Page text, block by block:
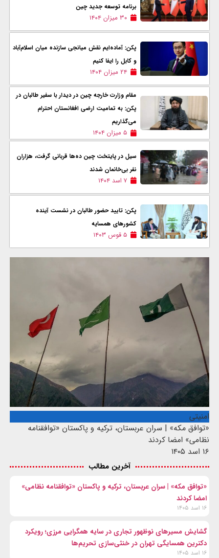
برنامه توسعه جدید چین
۳۰ میزان ۱۴۰۴
پکن: آماده‌ایم نقش میانجی سازنده میان اسلام‌آباد
و کابل را ایفا کنیم
۲۴ میزان ۱۴۰۴
مقام وزارت خارجه چین در دیدار با سفیر طالبان در
پکن: به تمامیت ارضی افغانستان احترام
می‌گذاریم
۵ میزان ۱۴۰۴
سیل در پایتخت چین ده‌ها قربانی گرفت، هزاران
نفر بی‌خانمان شدند
۷ اسد ۱۴۰۴
پکن: تایید حضور طالبان در نشست آینده
کشورهای همسایه
۵ قوس ۱۴۰۳
امنیتی
«توافق مکه» | سران عربستان، ترکیه و پاکستان «توافقنامه
نظامی» امضا کردند
۱۶ اسد ۱۴۰۵
آخرین مطالب
«توافق مکه» | سران عربستان، ترکیه و پاکستان «توافقنامه نظامی»
امضا کردند
۱۶ اسد ۱۴۰۵
گشایش مسیرهای نوظهور تجاری در سایه همگرایی مرزی؛ رویکرد
دکترین همسایگی تهران در خنثی‌سازی تحریم‌ها
۱۶ اسد ۱۴۰۵